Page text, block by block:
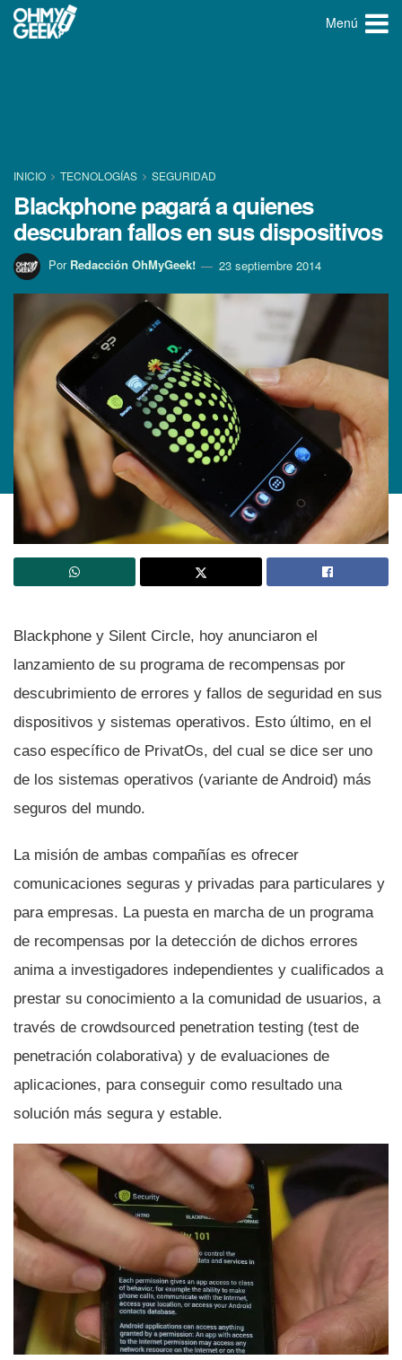
Menú
INICIO TECNOLOGÍ­AS SEGURIDAD
Blackphone pagará a quienes
descubran fallos en sus dispositivos
Por Redacción OhMyGeek! 23 septiembre 2014
Blackphone y Silent Circle, hoy anunciaron el
lanzamiento de su programa de recompensas por
descubrimiento de errores y fallos de seguridad en sus
dispositivos y sistemas operativos. Esto último, en el
caso especí­fico de PrivatOs, del cual se dice ser uno
de los sistemas operativos (variante de Android) más
seguros del mundo.
La misión de ambas compañí­as es ofrecer
comunicaciones seguras y privadas para particulares y
para empresas. La puesta en marcha de un programa
de recompensas por la detección de dichos errores
anima a investigadores independientes y cualificados a
prestar su conocimiento a la comunidad de usuarios, a
través de crowdsourced penetration testing (test de
penetración colaborativa) y de evaluaciones de
aplicaciones, para conseguir como resultado una
solución más segura y estable.